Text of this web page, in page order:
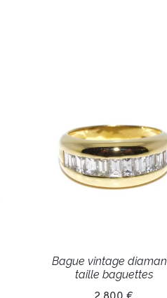
Bague vintage
taille baguettes